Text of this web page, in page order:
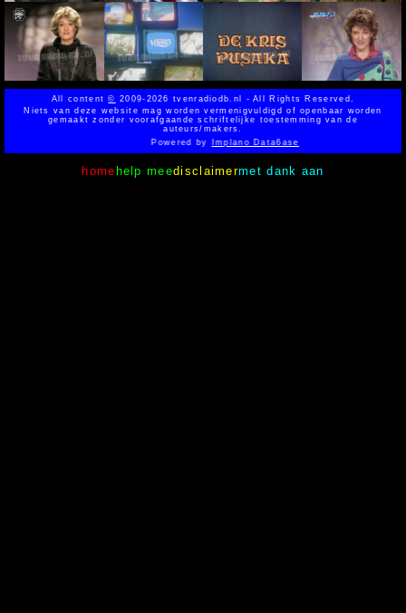
All content© 2009-2026 tvenradiodb.nl - All Rights Reserved.
Niets van deze website mag worden vermenigvuldigd of openbaar worden
gemaakt zonder voorafgaande schriftelijke toestemming van de
auteurs/makers.
Powered byImplano Data6ase
home help meedisclaimermet dank aan